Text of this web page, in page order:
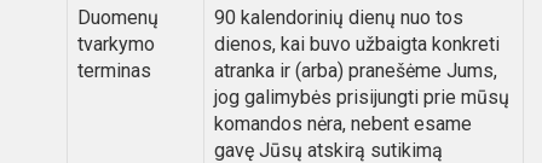
Duomenų
tvarkymo
terminas
90 kalendorinių dienų nuo tos
dienos, kai buvo užbaigta konkreti
atranka ir (arba) pranešėme Jums,
jog galimybės prisijungti prie mūsų
komandos nėra, nebent esame
gavę Jūsų atskirą sutikimą